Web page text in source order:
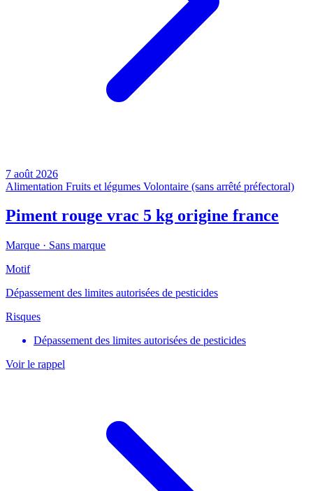
7 août 2026
Alimentation Fruits et légumes Volontaire (sans arrêté préfectoral)
Piment rouge vrac 5 kg origine france
Marque · Sans marque
Motif
Dépassement des limites autorisées de pesticides
Risques
Dépassement des limites autorisées de pesticides
Voir le rappel